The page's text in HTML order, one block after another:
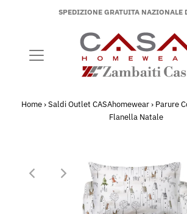
SPEDIZIONE GRATUITA NAZIONALE
Home › Saldi Outlet CASAhomewear › Parure
Flanella Natale